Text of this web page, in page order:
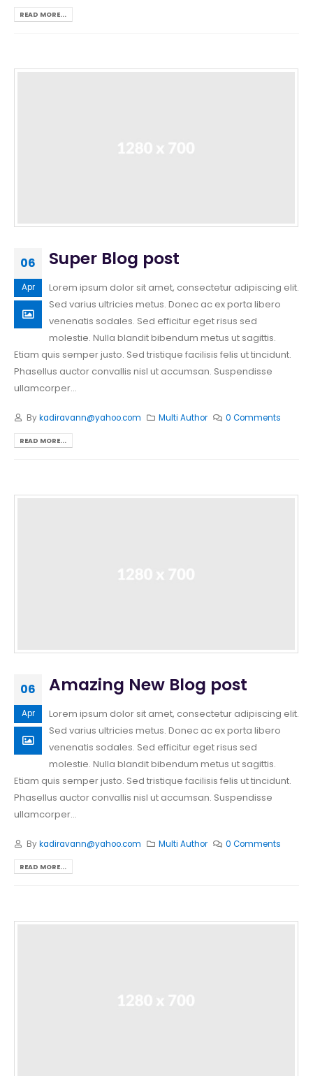
READ MORE...
06
Apr
Super Blog post
Lorem ipsum dolor sit amet, consectetur adipiscing elit.
Sed varius ultricies metus. Donec ac ex porta libero
venenatis sodales. Sed efficitur eget risus sed
molestie. Nulla blandit bibendum metus ut sagittis.
Etiam quis semper justo. Sed tristique facilisis felis ut tincidunt.
Phasellus auctor convallis nisl ut accumsan. Suspendisse
ullamcorper...
Bykadiravann@yahoo.com Multi Author 0 Comments
READ MORE...
06
Apr
Amazing New Blog post
Lorem ipsum dolor sit amet, consectetur adipiscing elit.
Sed varius ultricies metus. Donec ac ex porta libero
venenatis sodales. Sed efficitur eget risus sed
molestie. Nulla blandit bibendum metus ut sagittis.
Etiam quis semper justo. Sed tristique facilisis felis ut tincidunt.
Phasellus auctor convallis nisl ut accumsan. Suspendisse
ullamcorper...
Bykadiravann@yahoo.com Multi Author 0 Comments
READ MORE...